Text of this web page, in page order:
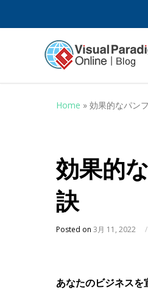
Home » 効果的なパン
効果的
訣
Posted on 3月 11, 2022 /
あなたのビジネス